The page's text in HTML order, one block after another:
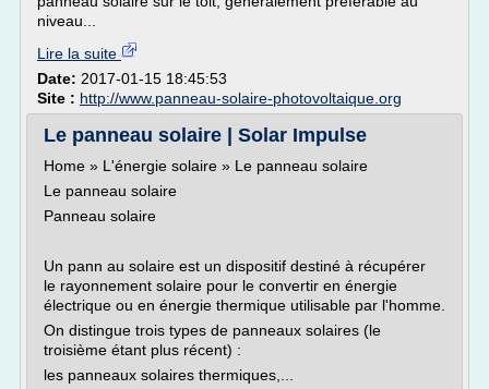
niveau...
Lire la suite
Date: 2017-01-15 18:45:53
Site : http://www.panneau-solaire-photovoltaique.org
Le panneau solaire | Solar Impulse
Home » L'énergie solaire » Le panneau solaire
Le panneau solaire
Panneau solaire
Un pann au solaire est un dispositif destiné à récupérer
le rayonnement solaire pour le convertir en énergie
électrique ou en énergie thermique utilisable par l'homme.
On distingue trois types de panneaux solaires (le
troisième étant plus récent) :
les panneaux solaires thermiques,...